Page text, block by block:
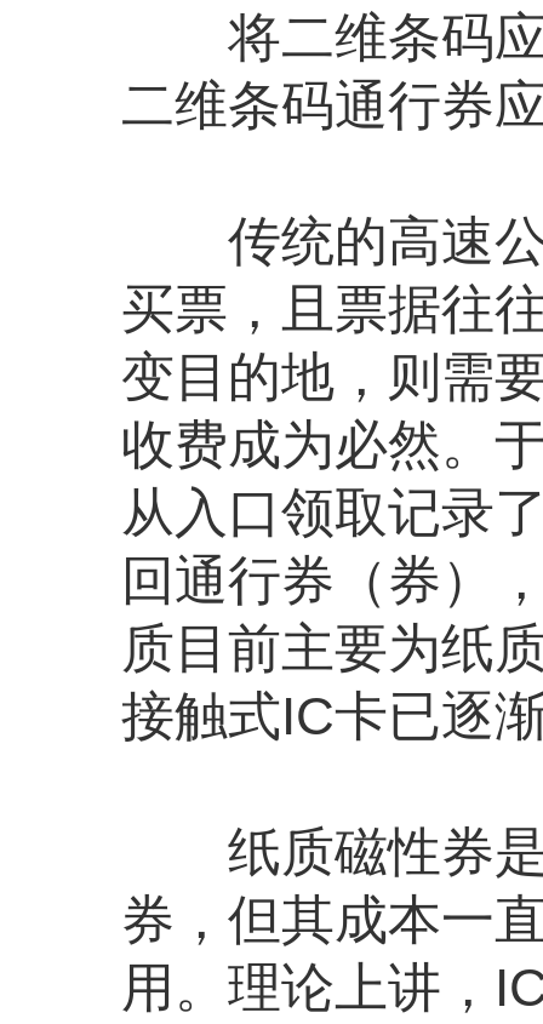
将二维条码应
二维条码通行券
传统的高速公
买票，且票据往
变目的地，则需
收费成为必然。
从入口领取记录
回通行券（券）
质目前主要为纸
接触式IC卡已逐
纸质磁性券是
券，但其成本一
用。理论上讲，